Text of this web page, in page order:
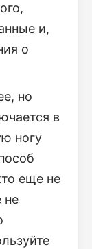
и,
о
но
в
ногу
еще не
не